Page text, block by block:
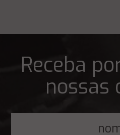
Receba
nossas